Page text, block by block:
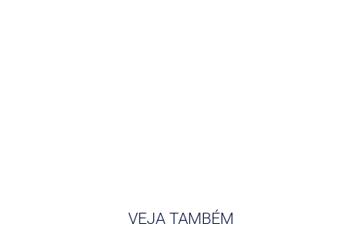
VEJA TAMBÉM